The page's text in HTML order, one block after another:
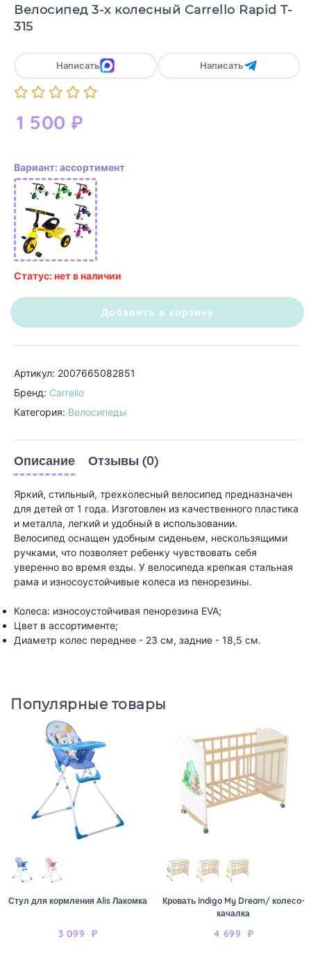
Велосипед 3-х колесный Carrello Rapid T-
315
1 500 ₽
Написать Написать
Вариант: ассортимент
Статус: нет в наличии
Добавить в корзину
Артикул: 2007665082851
Бренд: Carrello
Категория: Велосипеды
Описание Отзывы (0)
Яркий, стильный, трехколесный велосипед предназначен
для детей от 1 года. Изготовлен из качественного пластика
и металла, легкий и удобный в использовании.
Велосипед оснащен удобным сиденьем, нескользящими
ручками, что позволяет ребенку чувствовать себя
уверенно во время езды. У велосипеда крепкая стальная
рама и износоустойчивые колеса из пенорезины.
Колеса: износоустойчивая пенорезина EVA;
Цвет в ассортименте;
Диаметр колес переднее - 23 см, задние - 18,5 см.
Популярные товары
Стул для кормления Alis Лакомка
3 099 ₽
Кровать Indigo My Dream/ колесо-
качалка
4 699 ₽